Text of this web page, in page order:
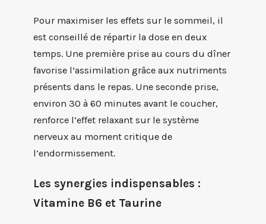
Pour maximiser les effets sur le sommeil, il
est conseillé de répartir la dose en deux
temps. Une première prise au cours du dîner
favorise l’assimilation grâce aux nutriments
présents dans le repas. Une seconde prise,
environ 30 à 60 minutes avant le coucher,
renforce l’effet relaxant sur le système
nerveux au moment critique de
l’endormissement.
Les synergies indispensables :
Vitamine B6 et Taurine